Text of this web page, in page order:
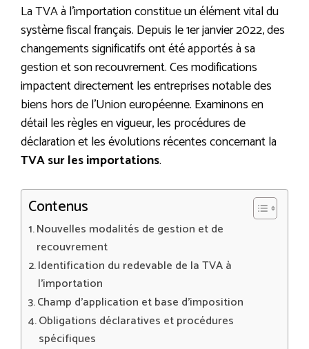
La TVA à l’importation constitue un élément vital du
système fiscal français. Depuis le 1er janvier 2022, des
changements significatifs ont été apportés à sa
gestion et son recouvrement. Ces modifications
impactent directement les entreprises notable des
biens hors de l’Union européenne. Examinons en
détail les règles en vigueur, les procédures de
déclaration et les évolutions récentes concernant la
TVA sur les importations.
Contenus
Nouvelles modalités de gestion et de
recouvrement
Identification du redevable de la TVA à
l’importation
Champ d’application et base d’imposition
Obligations déclaratives et procédures
spécifiques